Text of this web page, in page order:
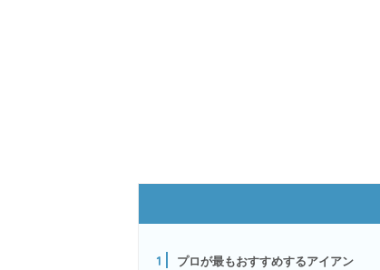
1 プロが最もおすすめするアイアン